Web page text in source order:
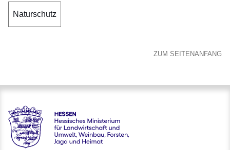
Naturschutz
ZUM SEITENANFANG
Hessen - Hessisches Ministerium für Landwirtschaft und